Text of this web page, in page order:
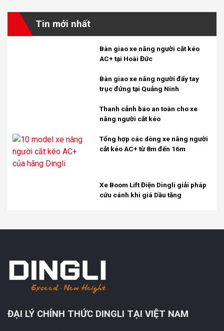
Tin mới nhất
Bàn giao xe nâng người cắt kéo
AC+ tại Hoài Đức
Bàn giao xe nâng người đẩy tay
trục đứng tại Quảng Ninh
Thanh cảnh báo an toàn cho xe
nâng người cắt kéo
Tổng hợp các dòng xe nâng người
cắt kéo AC+ từ 8m đến 16m
Xe Boom Lift Điện Dingli giải pháp
cứu cánh khi giá Dầu tăng
ĐẠI LÝ CHÍNH THỨC DINGLI TẠI VIỆT NAM